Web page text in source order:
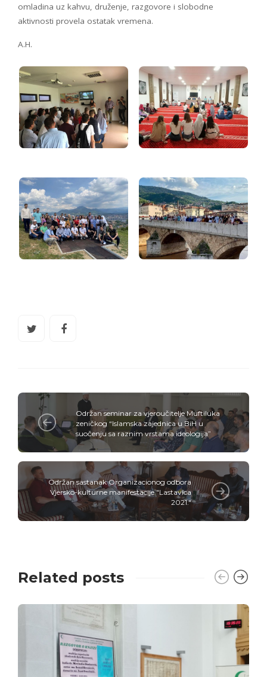
omladina uz kahvu, druženje, razgovore i slobodne
aktivnosti provela ostatak vremena.
A.H.
Održan seminar za vjeroučitelje Muftiluka
zeničkog “Islamska zajednica u BiH u
suočenju sa raznim vrstama ideologija”
Održan sastanak Organizacionog odbora
Vjersko-kulturne manifestacije "Lastavica
2021."
Related posts